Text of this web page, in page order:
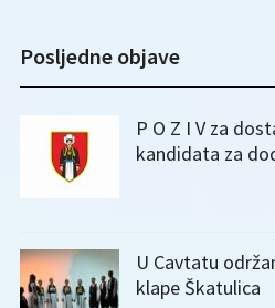
Posljedne objave
P O Z I V za
kandidata za
U Cavtatu
klape Škatulica